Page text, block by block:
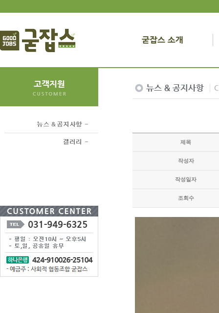
제목
작성자
작성일자
조회수